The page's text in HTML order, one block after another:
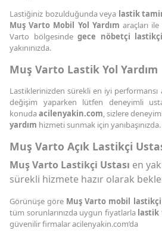
Lastiğiniz bozulduğunda veya lastik
Muş Varto Mobil Yol Yardımaraçları
Varto bölgesinde gece nöbetçi lastikçi
yakınınızda.
Muş Varto Lastik Yol Yardım
Lastiklerinizden sürekli en iyi performansı
değişim yaparken lütfen deneyimli
konudaacilenyakin.com, sizlere
yardım hizmeti sunmak için yanıbaşınızda.
Muş Varto Açık Lastikçi
Muş Varto Lastikçi Ustası en
sürekli hizmete hazır olarak
Görünüşe göre Muş Varto mobil lastikçi
tüm sorunlarınızda uygun fiyatlarla lastik
güvenilir firmalar acilenyakin.com’da